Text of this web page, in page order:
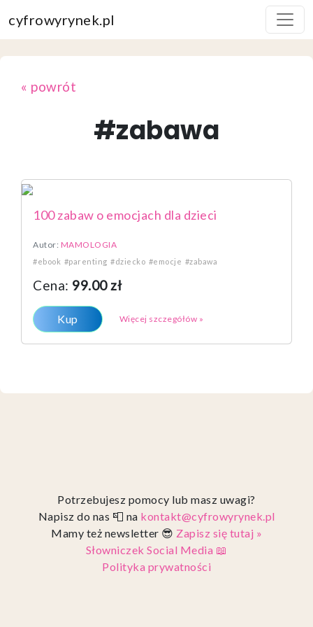
cyfrowyrynek.pl
« powrót
#zabawa
100 zabaw o emocjach dla dzieci
Autor: MAMOLOGIA
#ebook #parenting #dziecko #emocje #zabawa
Cena: 99.00 zł
Kup Więcej szczegółów »
Potrzebujesz pomocy lub masz uwagi?
Napisz do nas 📮 na kontakt@cyfrowyrynek.pl
Mamy też newsletter 😎 Zapisz się tutaj »
Słowniczek Social Media 📖
Polityka prywatności